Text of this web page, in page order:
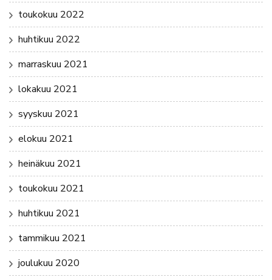
toukokuu 2022
huhtikuu 2022
marraskuu 2021
lokakuu 2021
syyskuu 2021
elokuu 2021
heinäkuu 2021
toukokuu 2021
huhtikuu 2021
tammikuu 2021
joulukuu 2020